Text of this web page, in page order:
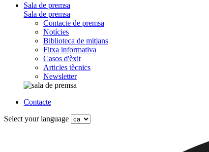
Sala de premsa
Sala de premsa
Contacte de premsa
Notícies
Biblioteca de mitjans
Fitxa informativa
Casos d'èxit
Articles tècnics
Newsletter
Contacte
Select your language